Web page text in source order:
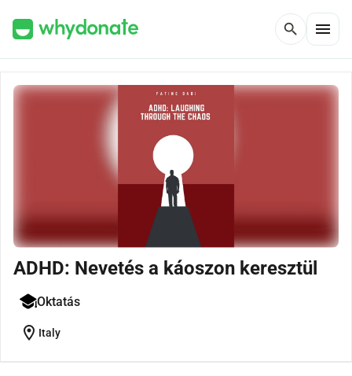
search menu
ADHD: Nevetés a káoszon keresztül
Oktatás
location_on Italy